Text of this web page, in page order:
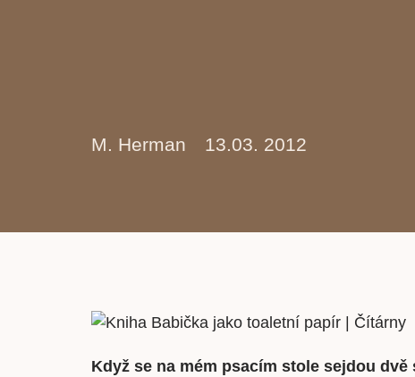
M. Herman 13.03. 2012
Když se na mém psacím stole sejdou